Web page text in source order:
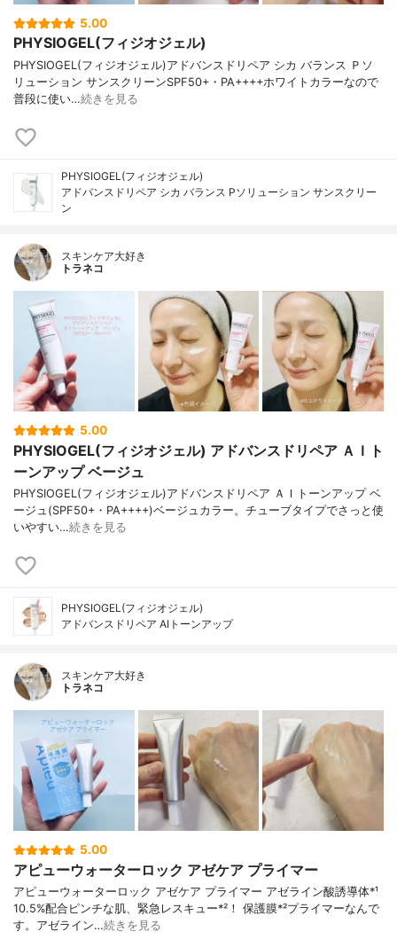
5.00
PHYSIOGEL(フィジオジェル)
PHYSIOGEL(フィジオジェル)アドバンスドリペア シカ バランス Ｐソ
リューション サンスクリーンSPF50+・PA++++ホワイトカラーなので
普段に使い…続きを見る
PHYSIOGEL(フィジオジェル)
アドバンスドリペア シカ バランス Pソリューション サンスクリー
ン
スキンケア大好き
トラネコ
5.00
PHYSIOGEL(フィジオジェル) アドバンスドリペア ＡＩト
ーンアップ ベージュ
PHYSIOGEL(フィジオジェル)アドバンスドリペア ＡＩトーンアップ ベ
ージュ(SPF50+・PA++++)ベージュカラー。チューブタイプでさっと使
いやすい…続きを見る
PHYSIOGEL(フィジオジェル)
アドバンスドリペア AIトーンアップ
スキンケア大好き
トラネコ
5.00
アピューウォーターロック アゼケア プライマー
アピューウォーターロック アゼケア プライマー アゼライン酸誘導体*¹
10.5%配合ピンチな肌、緊急レスキュー*²！ 保護膜*²プライマーなんで
す。アゼライン…続きを見る